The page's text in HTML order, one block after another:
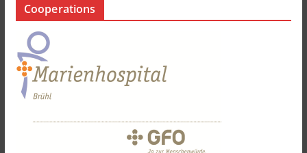
Cooperations